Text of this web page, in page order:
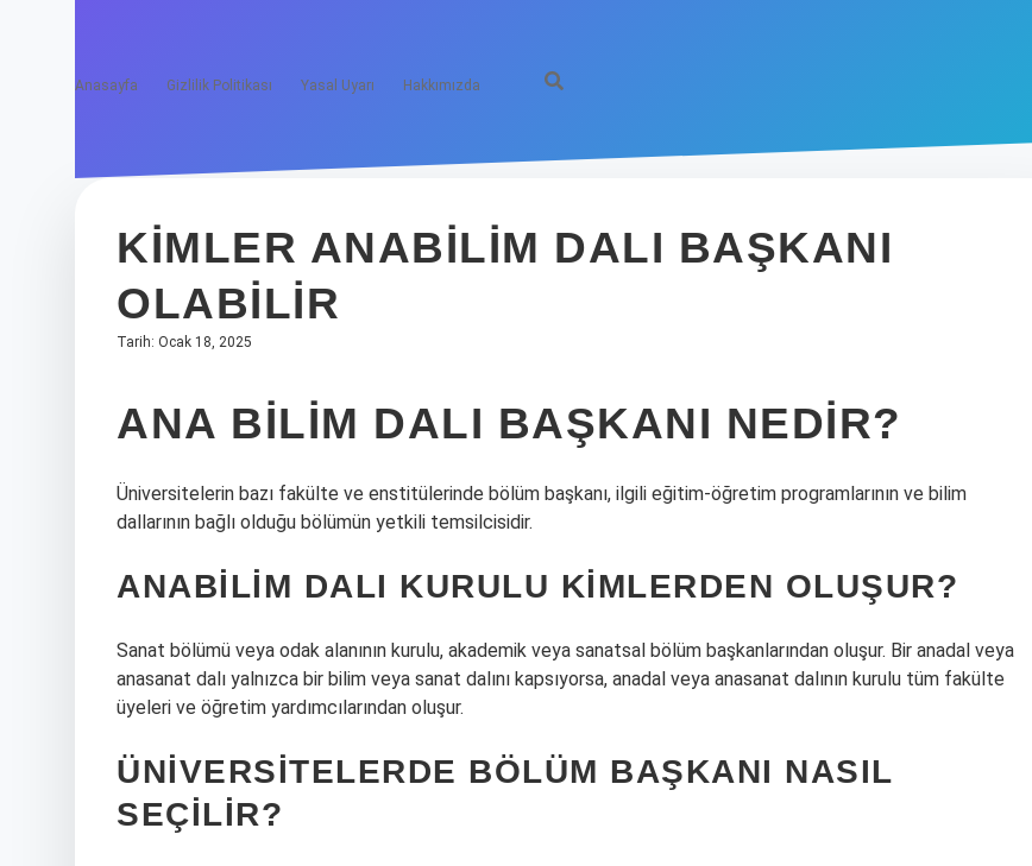
Anasayfa Gizlilik Politikası Yasal Uyarı Hakkımızda
KIMLER ANABILIM DALI BAŞKANI
OLABILIR
Tarih: Ocak 18, 2025
ANA BILIM DALI BAŞKANI NEDIR?
Üniversitelerin bazı fakülte ve enstitülerinde bölüm başkanı, ilgili eğitim-öğretim programlarının ve bilim
dallarının bağlı olduğu bölümün yetkili temsilcisidir.
ANABILIM DALI KURULU KIMLERDEN OLUŞUR?
Sanat bölümü veya odak alanının kurulu, akademik veya sanatsal bölüm başkanlarından oluşur. Bir anadal veya
anasanat dalı yalnızca bir bilim veya sanat dalını kapsıyorsa, anadal veya anasanat dalının kurulu tüm fakülte
üyeleri ve öğretim yardımcılarından oluşur.
ÜNIVERSITELERDE BÖLÜM BAŞKANI NASIL
SEÇILIR?